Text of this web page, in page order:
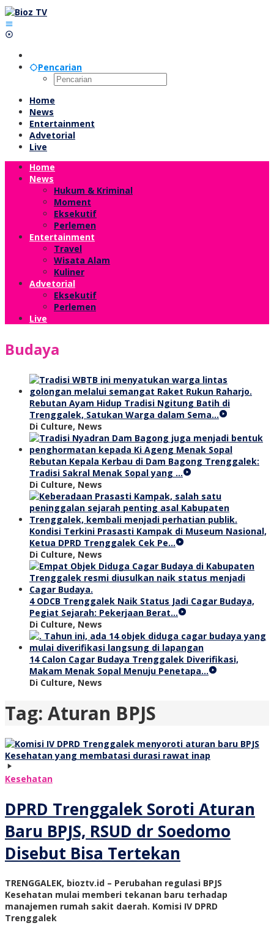
Lewati
ke
konten
Pencarian
Home
News
Entertainment
Advetorial
Live
Home
News
Hukum & Kriminal
Moment
Eksekutif
Perlemen
Entertainment
Travel
Wisata Alam
Kuliner
Advetorial
Eksekutif
Perlemen
Live
Budaya
Rebutan Ayam Hidup Tradisi Ngitung Batih di
Trenggalek, Satukan Warga dalam Sema…
Di Culture, News
Rebutan Kepala Kerbau di Dam Bagong Trenggalek:
Tradisi Sakral Menak Sopal yang …
Di Culture, News
Kondisi Terkini Prasasti Kampak di Museum Nasional,
Ketua DPRD Trenggalek Cek Pe…
Di Culture, News
4 ODCB Trenggalek Naik Status Jadi Cagar Budaya,
Pegiat Sejarah: Pekerjaan Berat…
Di Culture, News
14 Calon Cagar Budaya Trenggalek Diverifikasi,
Makam Menak Sopal Menuju Penetapa…
Di Culture, News
Tag: Aturan BPJS
Kesehatan
DPRD Trenggalek Soroti Aturan
Baru BPJS, RSUD dr Soedomo
Disebut Bisa Tertekan
TRENGGALEK, bioztv.id – Perubahan regulasi BPJS
Kesehatan mulai memberi tekanan baru terhadap
manajemen rumah sakit daerah. Komisi IV DPRD
Trenggalek